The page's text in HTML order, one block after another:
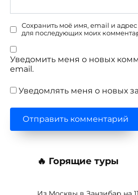
Сохранить моё имя, email и адрес
для последующих моих
Уведомить меня о новых
email.
Уведомлять меня о новых
🔥 Горящие туры